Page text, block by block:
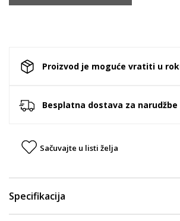
Proizvod je moguće vratiti u
Besplatna dostava za narudžbe
Sačuvajte u listi želja
Specifikacija